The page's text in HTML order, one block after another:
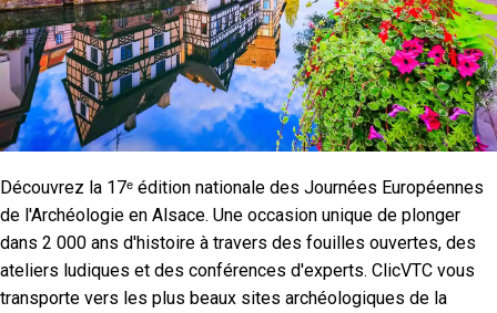
Découvrez la 17ᵉ édition nationale des Journées Européennes
de l'Archéologie en Alsace. Une occasion unique de plonger
dans 2 000 ans d'histoire à travers des fouilles ouvertes, des
ateliers ludiques et des conférences d'experts. ClicVTC vous
transporte vers les plus beaux sites archéologiques de la